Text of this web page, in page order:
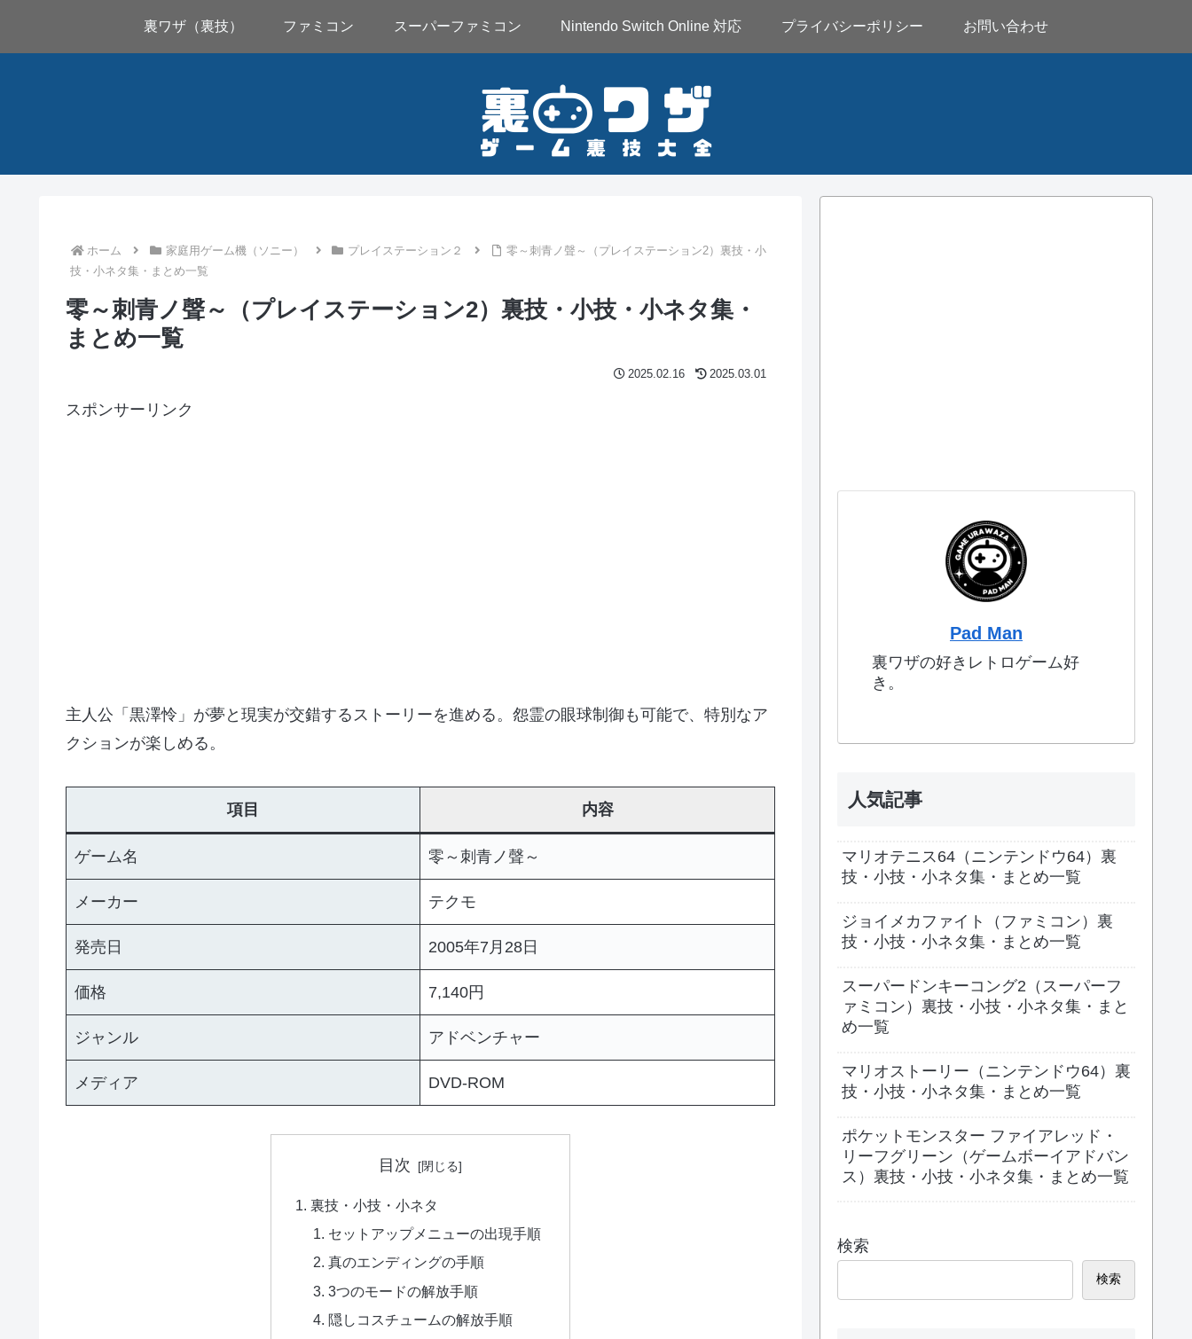
裏ワザ（裏技） ファミコン スーパーファミコン Nintendo Switch Online 対応 プライバシーポリシー お問い合わせ
ホーム 家庭用ゲーム機（ソニー） プレイステーション２
零～刺青ノ聲～（プレイステーション2）裏技・小
技・小ネタ集・まとめ一覧
零～刺青ノ聲～（プレイステーション2）裏技・小技・小ネタ集・
まとめ一覧
2025.02.16 2025.03.01
スポンサーリンク
主人公「黒澤怜」が夢と現実が交錯するストーリーを進める。怨霊の眼球制御も可能で、特別なア
クションが楽しめる。
項目 内容
ゲーム名 零～刺青ノ聲～
メーカー テクモ
発売日 2005年7月28日
価格 7,140円
ジャンル アドベンチャー
メディア DVD-ROM
目次
裏技・小技・小ネタ
セットアップメニューの出現手順
真のエンディングの手順
3つのモードの解放手順
隠しコスチュームの解放手順
Pad Man
裏ワザの好きレトロゲーム好
き。
人気記事
マリオテニス64（ニンテンドウ64）裏
技・小技・小ネタ集・まとめ一覧
ジョイメカファイト（ファミコン）裏
技・小技・小ネタ集・まとめ一覧
スーパードンキーコング2（スーパーフ
ァミコン）裏技・小技・小ネタ集・まと
め一覧
マリオストーリー（ニンテンドウ64）裏
技・小技・小ネタ集・まとめ一覧
ポケットモンスター ファイアレッド・
リーフグリーン（ゲームボーイアドバン
ス）裏技・小技・小ネタ集・まとめ一覧
検索
検索